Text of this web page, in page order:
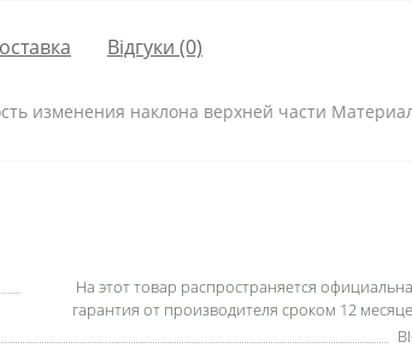
Відгуки (0)
изменения наклона верхней части
На этот товар распространяется
гарантия от производителя сроком 12